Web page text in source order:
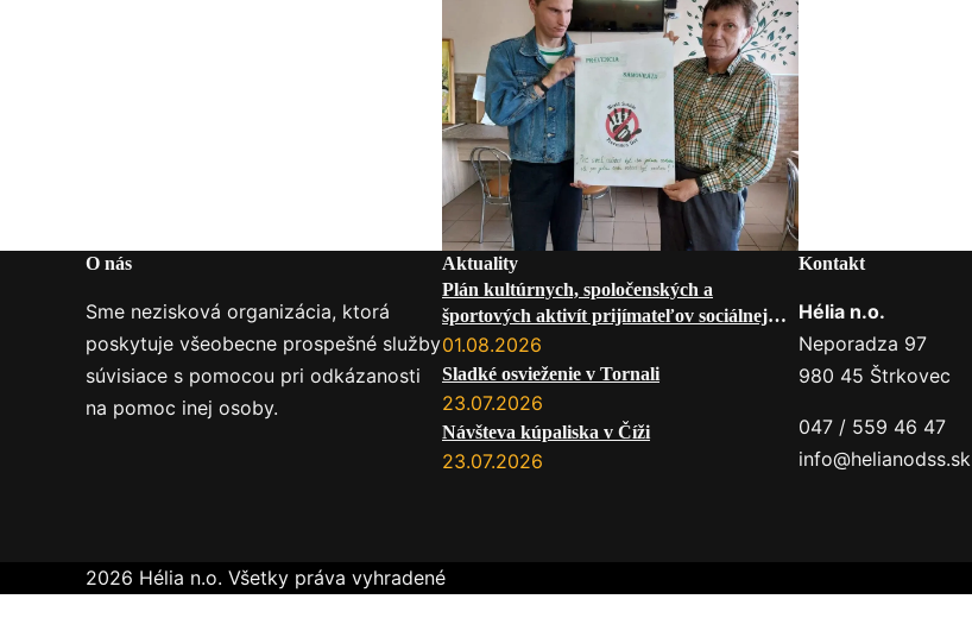
O nás
Sme nezisková organizácia, ktorá
poskytuje všeobecne prospešné služby
súvisiace s pomocou pri odkázanosti
na pomoc inej osoby.
Aktuality
Plán kultúrnych, spoločenských a
športových aktivít prijímateľov sociálnej
služby na mesiac AUGUST 2026
01.08.2026
Sladké osvieženie v Tornali
23.07.2026
Návšteva kúpaliska v Číži
23.07.2026
Kontakt
Hélia n.o.
Neporadza 97
980 45 Štrkovec
047 / 559 46 47
info@helianodss.sk
2026 Hélia n.o. Všetky práva vyhradené